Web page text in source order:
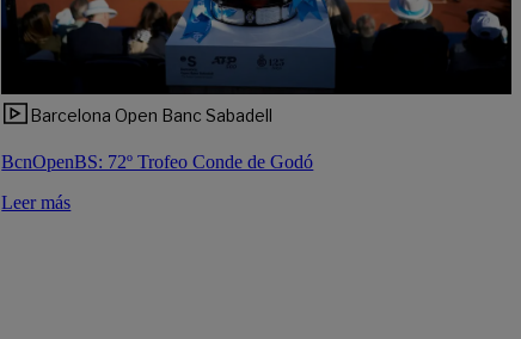
Barcelona Open Banc Sabadell
BcnOpenBS: 72º Trofeo Conde de Godó
Leer más